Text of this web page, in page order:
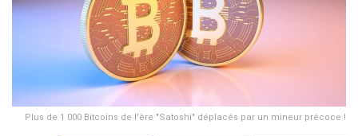
Plus de 1 000 Bitcoins de l'ère "Satoshi" déplacés par un mineur précoce !